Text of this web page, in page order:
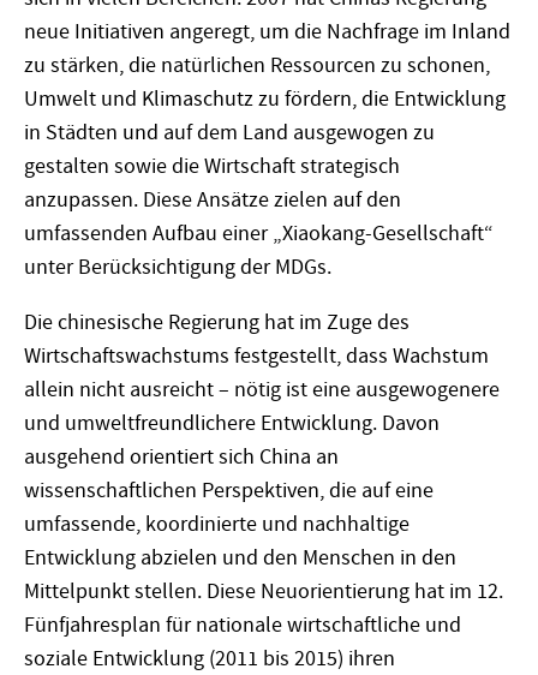
neue Initiativen angeregt, um die Nachfrage im Inland
zu stärken, die natürlichen Ressourcen zu schonen,
Umwelt und Klimaschutz zu fördern, die Entwicklung
in Städten und auf dem Land ausgewogen zu
gestalten sowie die Wirtschaft strategisch
anzupassen. Diese Ansätze zielen auf den
umfassenden Aufbau einer „Xiaokang-Gesellschaft“
unter Berücksichtigung der MDGs.
Die chinesische Regierung hat im Zuge des
Wirtschaftswachstums festgestellt, dass Wachstum
allein nicht ausreicht – nötig ist eine ausgewogenere
und umweltfreundlichere Entwicklung. Davon
ausgehend orientiert sich China an
wissenschaftlichen Perspektiven, die auf eine
umfassende, koordinierte und nachhaltige
Entwicklung abzielen und den Menschen in den
Mittelpunkt stellen. Diese Neuorientierung hat im 12.
Fünfjahresplan für nationale wirtschaftliche und
soziale Entwicklung (2011 bis 2015) ihren